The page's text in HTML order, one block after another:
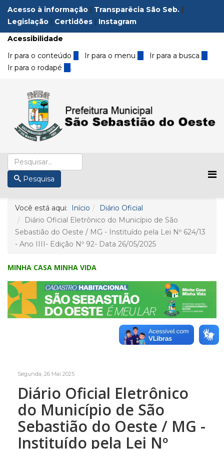
Acesso à informação | Transparêcia São Seb. |
Legislação | Certidões | Instagram
Acessibilidade
Ir para o conteúdo 1 Ir para o menu 2 Ir para a busca3
Ir para o rodapé 4 .
Pesquisa
Você está aqui: Início
Diário Oficial
Diário Oficial Eletrônico do Município de São
Sebastião do Oeste / MG - Instituído pela Lei Nº 624/13
- Ano IIII- Edição Nº 92- Data 26/05/2025
MINHA CASA MINHA VIDA
Segunda, 26 Mai 2025
Diário Oficial Eletrônico
do Município de São
Sebastião do Oeste / MG -
Instituído pela Lei Nº